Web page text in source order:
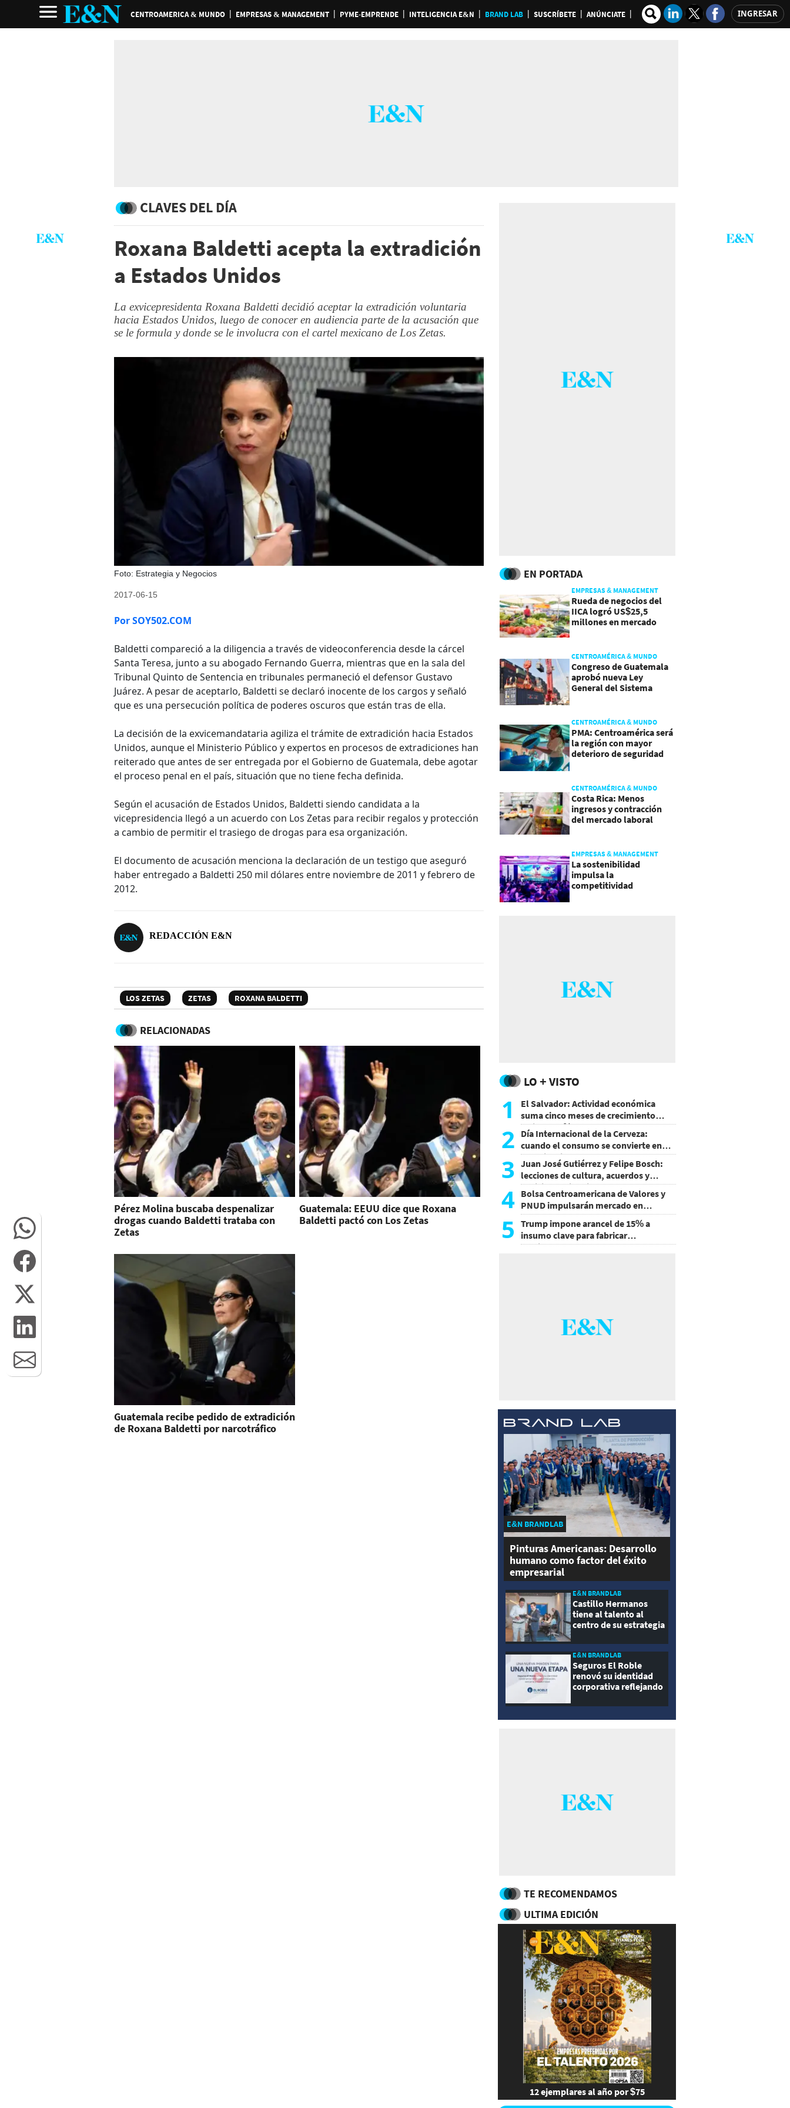
CENTROAMERICA & MUNDO EMPRESAS & MANAGEMENT PYME-EMPRENDE INTELIGENCIA E&N BRAND LAB SUSCRÍBETE ANÚNCIATE INGRESAR
CLAVES DEL DÍA
Roxana Baldetti acepta la extradición
a Estados Unidos
La exvicepresidenta Roxana Baldetti decidió aceptar la extradición voluntaria
hacia Estados Unidos, luego de conocer en audiencia parte de la acusación que
se le formula y donde se le involucra con el cartel mexicano de Los Zetas.
Foto: Estrategia y Negocios
2017-06-15
Por SOY502.COM
Baldetti compareció a la diligencia a través de videoconferencia desde la cárcel
Santa Teresa, junto a su abogado Fernando Guerra, mientras que en la sala del
Tribunal Quinto de Sentencia en tribunales permaneció el defensor Gustavo
Juárez. A pesar de aceptarlo, Baldetti se declaró inocente de los cargos y señaló
que es una persecución política de poderes oscuros que están tras de ella.
La decisión de la exvicemandataria agiliza el trámite de extradición hacia Estados
Unidos, aunque el Ministerio Público y expertos en procesos de extradiciones han
reiterado que antes de ser entregada por el Gobierno de Guatemala, debe agotar
el proceso penal en el país, situación que no tiene fecha definida.
Según el acusación de Estados Unidos, Baldetti siendo candidata a la
vicepresidencia llegó a un acuerdo con Los Zetas para recibir regalos y protección
a cambio de permitir el trasiego de drogas para esa organización.
El documento de acusación menciona la declaración de un testigo que aseguró
haber entregado a Baldetti 250 mil dólares entre noviembre de 2011 y febrero de
2012.
REDACCIÓN E&N
LOS ZETAS ZETAS ROXANA BALDETTI
RELACIONADAS
Pérez Molina buscaba despenalizar
drogas cuando Baldetti trataba con
Zetas
Guatemala: EEUU dice que Roxana
Baldetti pactó con Los Zetas
Guatemala recibe pedido de extradición
de Roxana Baldetti por narcotráfico
EN PORTADA
EMPRESAS & MANAGEMENT
Rueda de negocios del
IICA logró US$25,5
millones en mercado
CENTROAMÉRICA & MUNDO
Congreso de Guatemala
aprobó nueva Ley
General del Sistema
CENTROAMÉRICA & MUNDO
PMA: Centroamérica será
la región con mayor
deterioro de seguridad
CENTROAMÉRICA & MUNDO
Costa Rica: Menos
ingresos y contracción
del mercado laboral
EMPRESAS & MANAGEMENT
La sostenibilidad
impulsa la
competitividad
LO + VISTO
1
El Salvador: Actividad económica
suma cinco meses de crecimiento
arriba de 4%
2 Día Internacional de la Cerveza:
cuando el consumo se convierte en
experiencia
3 Juan José Gutiérrez y Felipe Bosch:
lecciones de cultura, acuerdos y
decisiones sin miedo
4 Bolsa Centroamericana de Valores y
PNUD impulsarán mercado en
Honduras
5
Trump impone arancel de 15% a
insumo clave para fabricar
semiconductores y paneles
E&N BRANDLAB
Pinturas Americanas: Desarrollo
humano como factor del éxito
empresarial
E&N BRANDLAB
Castillo Hermanos
tiene al talento al
centro de su estrategia
E&N BRANDLAB
Seguros El Roble
renovó su identidad
corporativa reflejando
modernidad
TE RECOMENDAMOS
ULTIMA EDICIÓN
12 ejemplares al año por $75